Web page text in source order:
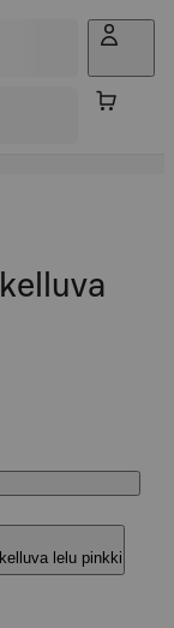
lelu pinkki